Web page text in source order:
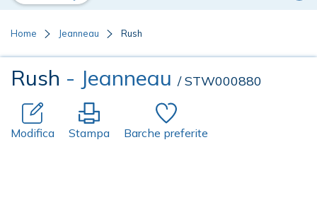
Home Jeanneau Rush
Rush - Jeanneau / STW000880
Modifica Stampa Barche preferite